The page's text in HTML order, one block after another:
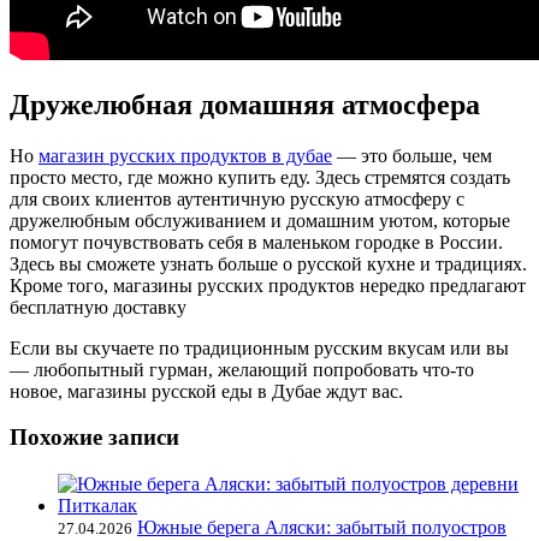
Дружелюбная домашняя атмосфера
Но магазин русских продуктов в дубае — это больше, чем
просто место, где можно купить еду. Здесь стремятся создать
для своих клиентов аутентичную русскую атмосферу с
дружелюбным обслуживанием и домашним уютом, которые
помогут почувствовать себя в маленьком городке в России.
Здесь вы сможете узнать больше о русской кухне и традициях.
Кроме того, магазины русских продуктов нередко предлагают
бесплатную доставку
Если вы скучаете по традиционным русским вкусам или вы
— любопытный гурман, желающий попробовать что-то
новое, магазины русской еды в Дубае ждут вас.
Похожие записи
27.04.2026 Южные берега Аляски: забытый полуостров